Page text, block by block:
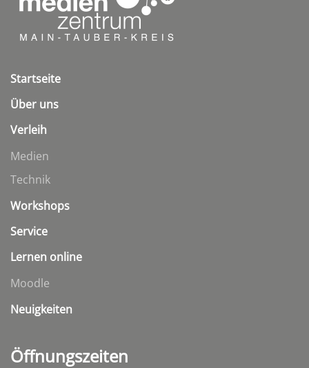
Startseite
Über uns
Verleih
Medien
Technik
Workshops
Service
Lernen online
Moodle
Neuigkeiten
Öffnungszeiten